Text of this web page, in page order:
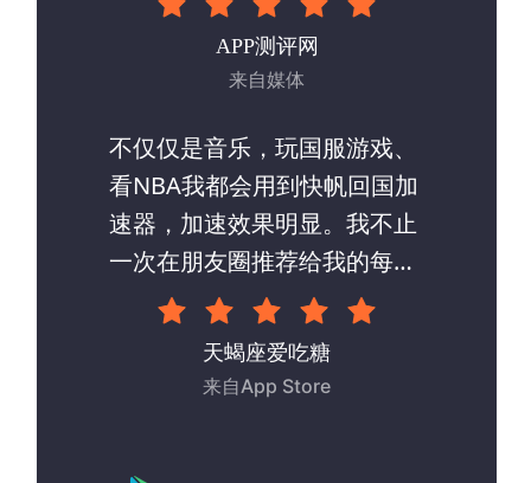
APP测评网
来自媒体
不仅仅是音乐，玩国服游戏、
看NBA我都会用到快帆回国加
速器，加速效果明显。我不止
一次在朋友圈推荐给我的每一
个朋友。
天蝎座爱吃糖
来自App Store